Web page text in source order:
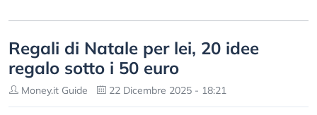
Regali di Natale per lei, 20 idee
regalo sotto i 50 euro
Money.it Guide 22 Dicembre 2025 - 18:21